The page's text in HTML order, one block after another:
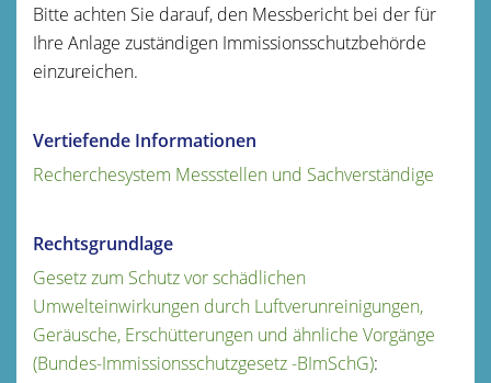
Bitte achten Sie darauf, den Messbericht bei der für
Ihre Anlage zuständigen Immissionsschutzbehörde
einzureichen.
Vertiefende Informationen
Recherchesystem Messstellen und Sachverständige
Rechtsgrundlage
Gesetz zum Schutz vor schädlichen
Umwelteinwirkungen durch Luftverunreinigungen,
Geräusche, Erschütterungen und ähnliche Vorgänge
(Bundes-Immissionsschutzgesetz -BImSchG):